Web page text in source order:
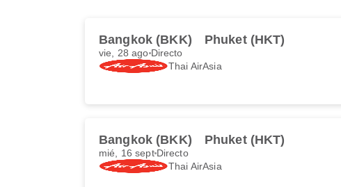
Bangkok (BKK) Phuket (HKT)
vie, 28 ago Directo
Thai AirAsia
Bangkok (BKK) Phuket (HKT)
mié, 16 septDirecto
Thai AirAsia